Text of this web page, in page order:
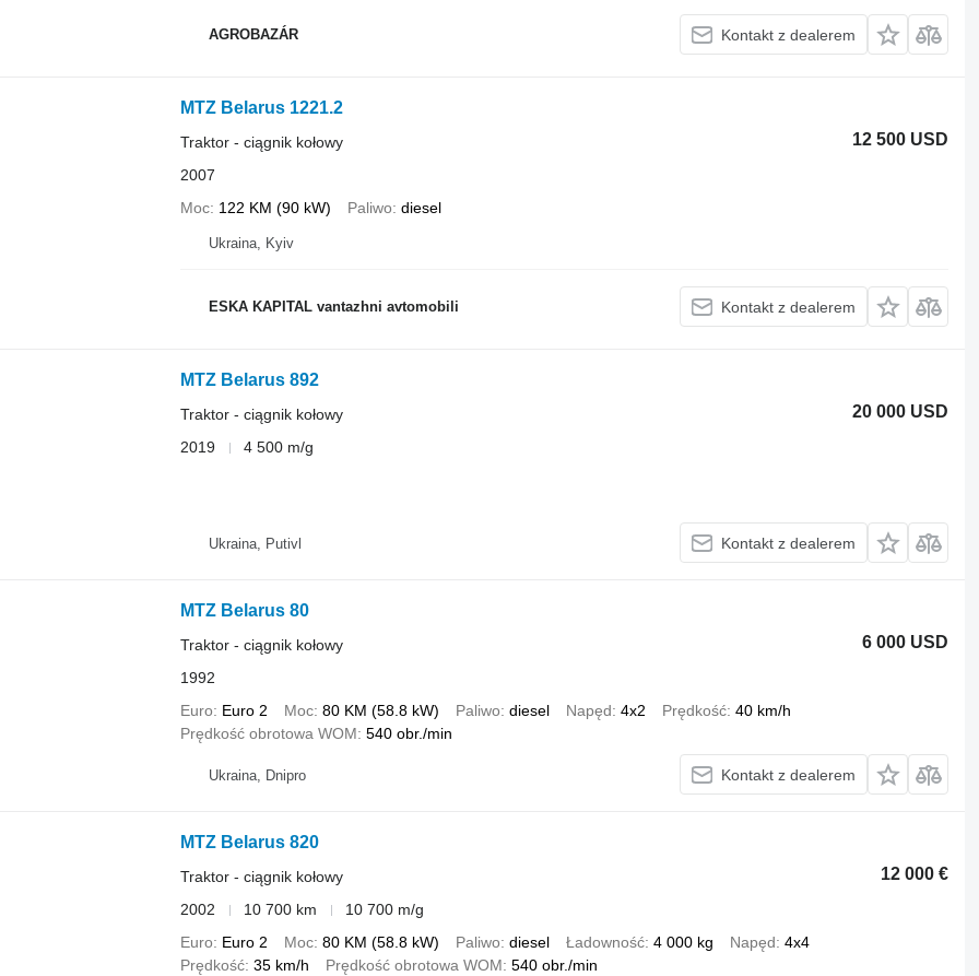
AGROBAZÁR Kontakt z dealerem
MTZ Belarus 1221.2
12 500 USD
Traktor - ciągnik kołowy
2007
Moc 122 KM (90 kW) Paliwo diesel
Ukraina, Kyiv
ESKA KAPITAL vantazhni avtomobili Kontakt z dealerem
MTZ Belarus 892
20 000 USD
Traktor - ciągnik kołowy
2019
4 500 m/g
Ukraina, Putivl Kontakt z dealerem
MTZ Belarus 80
6 000 USD
Traktor - ciągnik kołowy
1992
Euro
Euro 2 Moc 80 KM (58.8 kW) Paliwo diesel Napęd 4x2 Prędkość 40 km/h
Prędkość obrotowa WOM 540 obr./min
Ukraina, Dnipro Kontakt z dealerem
MTZ Belarus 820
12 000 €
Traktor - ciągnik kołowy
2002
10 700 km
10 700 m/g
Euro
Euro 2 Moc 80 KM (58.8 kW) Paliwo diesel Ładowność 4 000 kg Napęd 4x4
Prędkość 35 km/h Prędkość obrotowa WOM 540 obr./min